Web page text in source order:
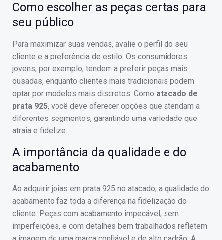
Como escolher as peças certas para
seu público
Para maximizar suas vendas, avalie o perfil do seu
cliente e a preferência de estilo. Os consumidores
jovens, por exemplo, tendem a preferir peças mais
ousadas, enquanto clientes mais tradicionais podem
optar por modelos mais discretos. Como atacado de
prata 925, você deve oferecer opções que atendam a
diferentes segmentos, garantindo uma variedade que
atraia e fidelize.
A importância da qualidade e do
acabamento
Ao adquirir joias em prata 925 no atacado, a qualidade do
acabamento faz toda a diferença na fidelização do
cliente. Peças com acabamento impecável, sem
imperfeições, e com detalhes bem trabalhados refletem